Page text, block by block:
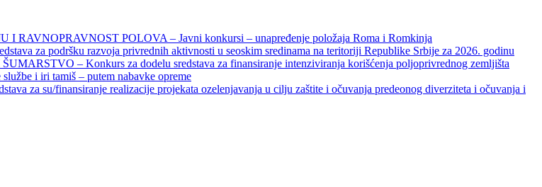
POLOVA – Javni konkursi – unapređenje položaja Roma i Romkinja
za podršku razvoja privrednih aktivnosti u seoskim sredinama na teritoriji Republike Srbije za 2026. godinu
– Konkurs za dodelu sredstava za finansiranje intenziviranja korišćenja poljoprivrednog zemljišta
i iri tamiš ‒ putem nabavke opreme
za su/finansiranje realizacije projekata ozelenjavanja u cilju zaštite i očuvanja predeonog diverziteta i očuvanja i